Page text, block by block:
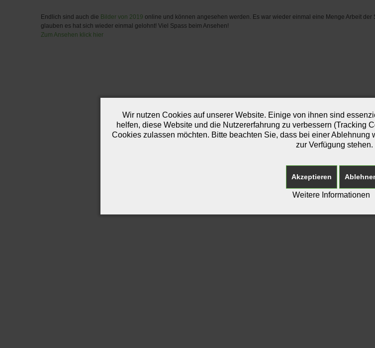
Endlich sind auch die Bilder von 2019 online und können angesehen werden. Es war wieder einmal eine Menge Arbeit der
glauben es hat sich wieder einmal gelohnt! Viel Spass beim Ansehen!
Zum Ansehen klick hier
Wir nutzen Cookies auf unserer Website. Einige von ihnen sind
helfen, diese Website und die Nutzererfahrung zu verbessern (Tracking
Cookies zulassen möchten. Bitte beachten Sie, dass bei einer
zur Verfügung stehen.
Akzeptieren
Weitere Informationen